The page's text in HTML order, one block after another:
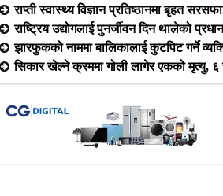
राप्ती स्वास्थ्य विज्ञान प्रतिष्ठानमा बृहत
राष्ट्रिय उद्योगलाई पुनर्जीवन दिन थालेको
झारफुकको नाममा बालिकालाई कुटपिट गर्ने
सिकार खेल्ने क्रममा गोली लागेर एकको मृत्यु, ६